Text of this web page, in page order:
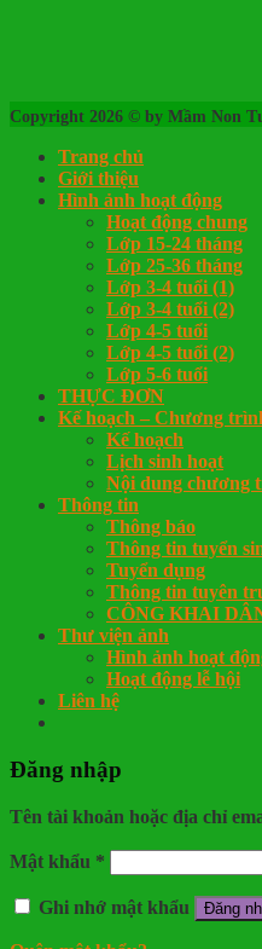
Copyright 2026 © by Mầm Non
Trang chủ
Giới thiệu
Hình ảnh hoạt động
Hoạt động chung
Lớp 15-24 tháng
Lớp 25-36 tháng
Lớp 3-4 tuổi (1)
Lớp 3-4 tuổi (2)
Lớp 4-5 tuổi
Lớp 4-5 tuổi (2)
Lớp 5-6 tuổi
THỰC ĐƠN
Kế hoạch – Chương
Kế hoạch
Lịch sinh hoạt
Nội dung chương
Thông tin
Thông báo
Thông tin tuyển
Tuyển dụng
Thông tin tuyên
CÔNG KHAI
Thư viện ảnh
Hình ảnh hoạt
Hoạt động lễ hội
Liên hệ
Đăng nhập
Tên tài khoản hoặc địa chỉ
Mật khẩu *
Ghi nhớ mật khẩu Đăng